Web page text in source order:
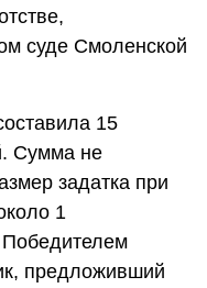
суде Смоленской
15
Сумма не
задатка при
1
предложивший